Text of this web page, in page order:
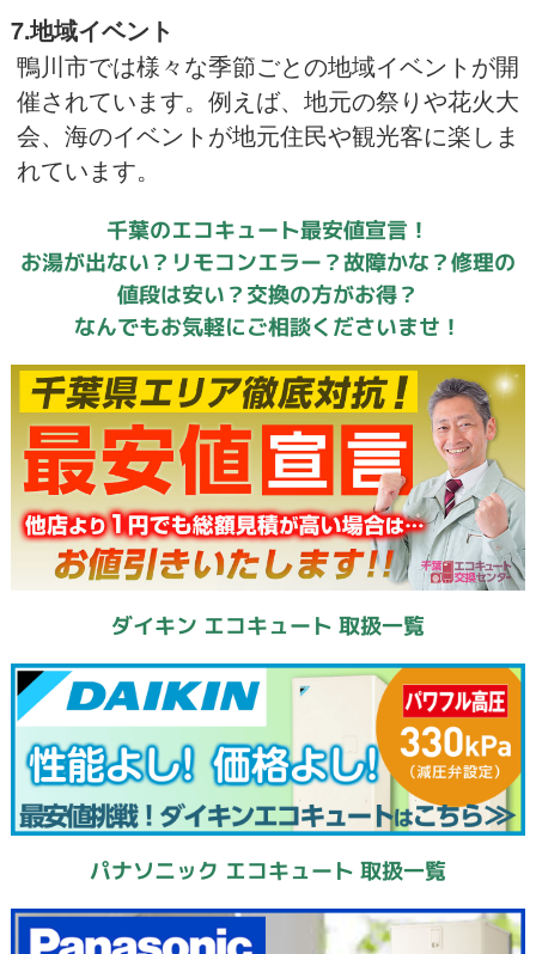
7.地域イベント
鴨川市では様々な季節ごとの地域イベントが開
催されています。例えば、地元の祭りや花火大
会、海のイベントが地元住民や観光客に楽しま
れています。
千葉のエコキュート最安値宣言！
お湯が出ない？リモコンエラー？故障かな？修理の
値段は安い？交換の方がお得？
なんでもお気軽にご相談くださいませ！
ダイキン エコキュート 取扱一覧
パナソニック エコキュート 取扱一覧